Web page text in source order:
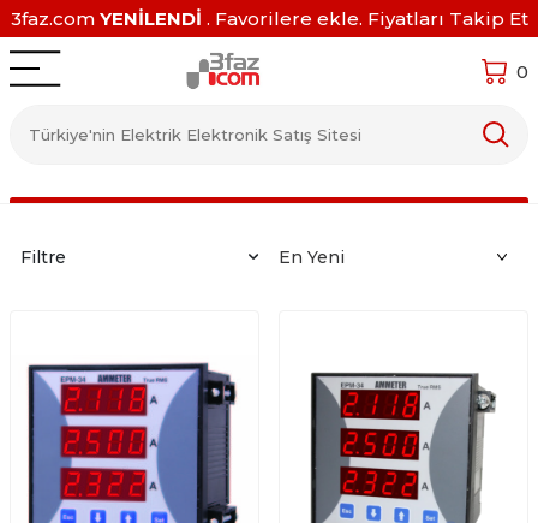
3faz.com YENİLENDİ . Favorilere ekle. Fiyatları Takip Et
0
Filtre